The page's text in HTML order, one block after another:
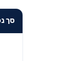
סך